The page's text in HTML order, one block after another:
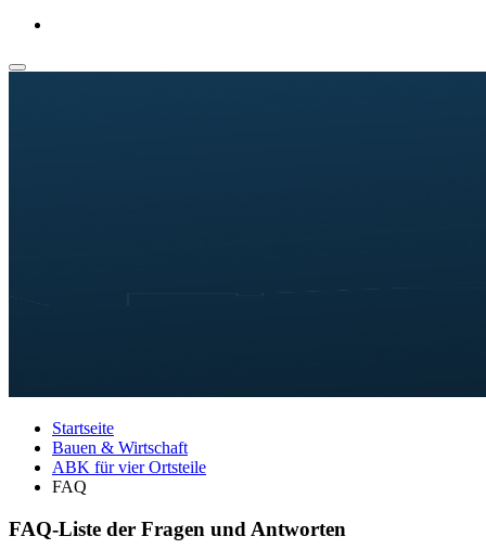
Startseite
Bauen & Wirtschaft
ABK für vier Ortsteile
FAQ
FAQ-Liste der Fragen und Antworten